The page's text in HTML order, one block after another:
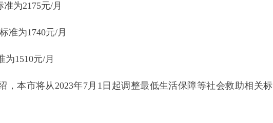
为2175元/月
准为1740元/月
为1510元/月
，本市将从2023年7月1日起调整最低生活保障等社会救助相关标